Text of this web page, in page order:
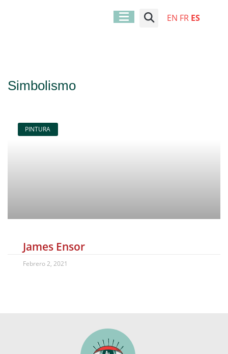
EN FR ES
Simbolismo
PINTURA
James Ensor
Febrero 2, 2021